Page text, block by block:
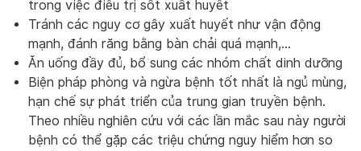
trong việc điều trị sốt xuất huyết
Tránh các nguy cơ gây xuất huyết như vận động
mạnh, đánh răng bằng bàn chải quá mạnh,…
Ăn uống đầy đủ, bổ sung các nhóm chất dinh dưỡng
Biện pháp phòng và ngừa bệnh tốt nhất là ngủ mùng,
hạn chế sự phát triển của trung gian truyền bệnh.
Theo nhiều nghiên cứu với các lần mắc sau này người
bệnh có thể gặp các triệu chứng nguy hiểm hơn so